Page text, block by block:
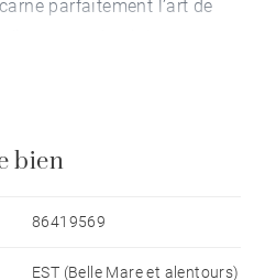
parfaitement l’art de
dans le quartier prisé de
l’entrée du domaine, du
Les espaces de vie,
soigneusement
bien
86419569
EST (Belle Mare et alentours)